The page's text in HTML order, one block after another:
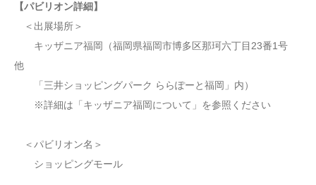
【パビリオン詳細】
＜出展場所＞
キッザニア福岡（福岡県福岡市博多区那珂六丁目23番1号
他
「三井ショッピングパーク ららぽーと福岡」内）
※詳細は「キッザニア福岡について」を参照ください
＜パビリオン名＞
ショッピングモール